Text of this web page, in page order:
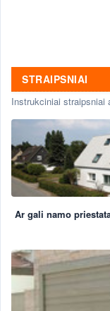
STRAIPSNIAI
Instrukciniai straipsniai
Ar gali namo